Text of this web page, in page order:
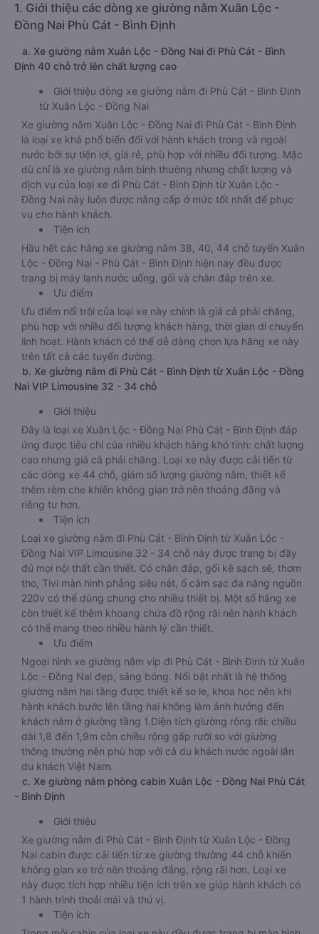
1. Giới thiệu các dòng xe giường nằm Xuân Lộc -
Đồng Nai Phù Cát - Bình Định
a. Xe giường nằm Xuân Lộc - Đồng Nai đi Phù Cát - Bình
Định 40 chỗ trở lên chất lượng cao
Giới thiệu dòng xe giường nằm đi Phù Cát - Bình Định
từ Xuân Lộc - Đồng Nai
Xe giường nằm Xuân Lộc - Đồng Nai đi Phù Cát - Bình Định
là loại xe khá phổ biến đối với hành khách trong và ngoài
nước bởi sự tiện lợi, giá rẻ, phù hợp với nhiều đối tượng. Mặc
dù chỉ là xe giường nằm bình thường nhưng chất lượng và
dịch vụ của loại xe đi Phù Cát - Bình Định từ Xuân Lộc -
Đồng Nai này luôn được nâng cấp ở mức tốt nhất để phục
vụ cho hành khách.
Tiện ích
Hầu hết các hãng xe giường nằm 38, 40, 44 chỗ tuyến Xuân
Lộc - Đồng Nai - Phù Cát - Bình Định hiện nay đều được
trang bị máy lạnh nước uống, gối và chăn đắp trên xe.
Ưu điểm
Ưu điểm nổi trội của loại xe này chính là giá cả phải chăng,
phù hợp với nhiều đối tượng khách hàng, thời gian di chuyển
linh hoạt. Hành khách có thể dễ dàng chọn lựa hãng xe này
trên tất cả các tuyến đường.
b. Xe giường nằm đi Phù Cát - Bình Định từ Xuân Lộc - Đồng
Nai VIP Limousine 32 - 34 chỗ
Giới thiệu
Đây là loại xe Xuân Lộc - Đồng Nai Phù Cát - Bình Định đáp
ứng được tiêu chí của nhiều khách hàng khó tính: chất lượng
cao nhưng giá cả phải chăng. Loại xe này được cải tiến từ
các dòng xe 44 chỗ, giảm số lượng giường nằm, thiết kế
thêm rèm che khiến không gian trở nên thoáng đãng và
riêng tư hơn.
Tiện ích
Loại xe giường nằm đi Phù Cát - Bình Định từ Xuân Lộc -
Đồng Nai VIP Limousine 32 - 34 chỗ này được trang bị đầy
đủ mọi nội thất cần thiết. Có chăn đắp, gối kê sạch sẽ, thơm
tho, Tivi màn hình phẳng siêu nét, ổ cắm sạc đa năng nguồn
220v có thể dùng chung cho nhiều thiết bị. Một số hãng xe
còn thiết kế thêm khoang chứa đồ rộng rãi nên hành khách
có thể mang theo nhiều hành lý cần thiết.
Ưu điểm
Ngoại hình xe giường nằm vip đi Phù Cát - Bình Định từ Xuân
Lộc - Đồng Nai đẹp, sáng bóng. Nổi bật nhất là hệ thống
giường nằm hai tầng được thiết kế so le, khoa học nên khi
hành khách bước lên tầng hai không làm ảnh hưởng đến
khách nằm ở giường tầng 1.Diện tích giường rộng rãi: chiều
dài 1,8 đến 1,9m còn chiều rộng gấp rưỡi so với giường
thông thường nên phù hợp với cả du khách nước ngoài lẫn
du khách Việt Nam.
c. Xe giường nằm phòng cabin Xuân Lộc - Đồng Nai Phù Cát
- Bình Định
Giới thiệu
Xe giường nằm đi Phù Cát - Bình Định từ Xuân Lộc - Đồng
Nai cabin được cải tiến từ xe giường thường 44 chỗ khiến
không gian xe trở nên thoáng đãng, rộng rãi hơn. Loại xe
này được tích hợp nhiều tiện ích trên xe giúp hành khách có
1 hành trình thoải mái và thú vị.
Tiện ích